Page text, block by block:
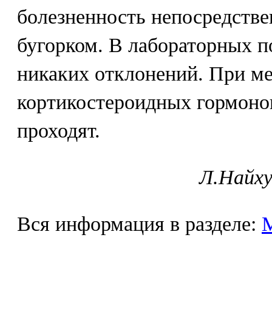
болезненность
бугорком. В лабораторных
никаких отклонений. При
кортикостероидных
проходят.
Вся информация в разделе: